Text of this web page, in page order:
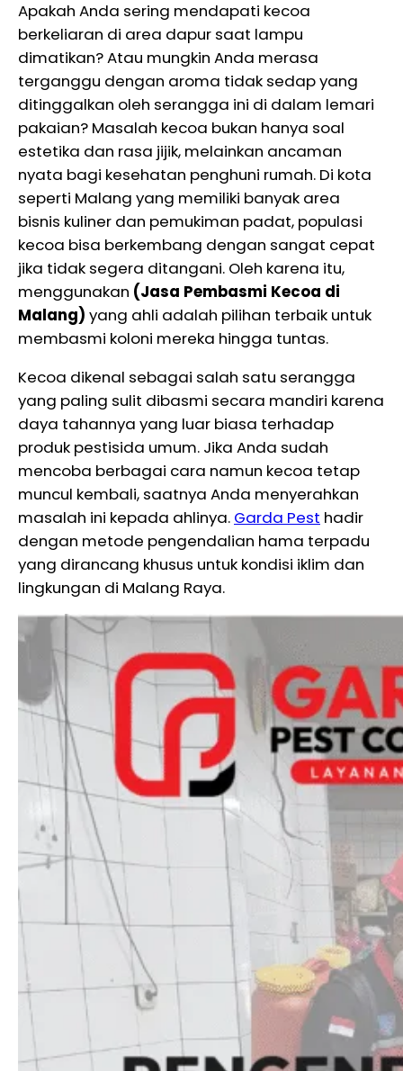
Apakah Anda sering mendapati kecoa
berkeliaran di area dapur saat lampu
dimatikan? Atau mungkin Anda merasa
terganggu dengan aroma tidak sedap yang
ditinggalkan oleh serangga ini di dalam lemari
pakaian? Masalah kecoa bukan hanya soal
estetika dan rasa jijik, melainkan ancaman
nyata bagi kesehatan penghuni rumah. Di kota
seperti Malang yang memiliki banyak area
bisnis kuliner dan pemukiman padat, populasi
kecoa bisa berkembang dengan sangat cepat
jika tidak segera ditangani. Oleh karena itu,
menggunakan (Jasa Pembasmi Kecoa di
Malang) yang ahli adalah pilihan terbaik untuk
membasmi koloni mereka hingga tuntas.
Kecoa dikenal sebagai salah satu serangga
yang paling sulit dibasmi secara mandiri karena
daya tahannya yang luar biasa terhadap
produk pestisida umum. Jika Anda sudah
mencoba berbagai cara namun kecoa tetap
muncul kembali, saatnya Anda menyerahkan
masalah ini kepada ahlinya. Garda Pest hadir
dengan metode pengendalian hama terpadu
yang dirancang khusus untuk kondisi iklim dan
lingkungan di Malang Raya.